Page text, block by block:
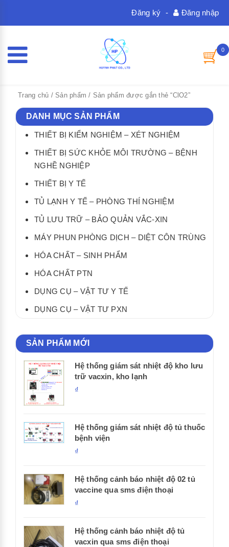
Đăng nhập
-
Đăng ký
0
Trang chủ / Sản phẩm / Sản phẩm được gắn thẻ “ClO2”
DANH MỤC SẢN PHẨM
THIẾT BỊ KIỂM NGHIỆM – XÉT NGHIỆM
THIẾT BỊ SỨC KHỎE MÔI TRƯỜNG – BỆNH
NGHỀ NGHIỆP
THIẾT BỊ Y TẾ
TỦ LẠNH Y TẾ – PHÒNG THÍ NGHIỆM
TỦ LƯU TRỮ – BẢO QUẢN VẮC-XIN
MÁY PHUN PHÒNG DỊCH – DIỆT CÔN TRÙNG
HÓA CHẤT – SINH PHẨM
HÓA CHẤT PTN
DỤNG CỤ – VẬT TƯ Y TẾ
DỤNG CỤ – VẬT TƯ PXN
SẢN PHẨM MỚI
Hệ thống giám sát nhiệt độ kho lưu
trữ vacxin, kho lạnh
₫
Hệ thống giám sát nhiệt độ tủ thuốc
bệnh viện
₫
Hệ thống cảnh báo nhiệt độ 02 tủ
vaccine qua sms điện thoại
₫
Hệ thống cảnh báo nhiệt độ tủ
vacxin qua sms điện thoại